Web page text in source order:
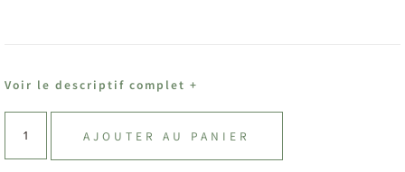
Voir le descriptif complet +
AJOUTER AU PANIER